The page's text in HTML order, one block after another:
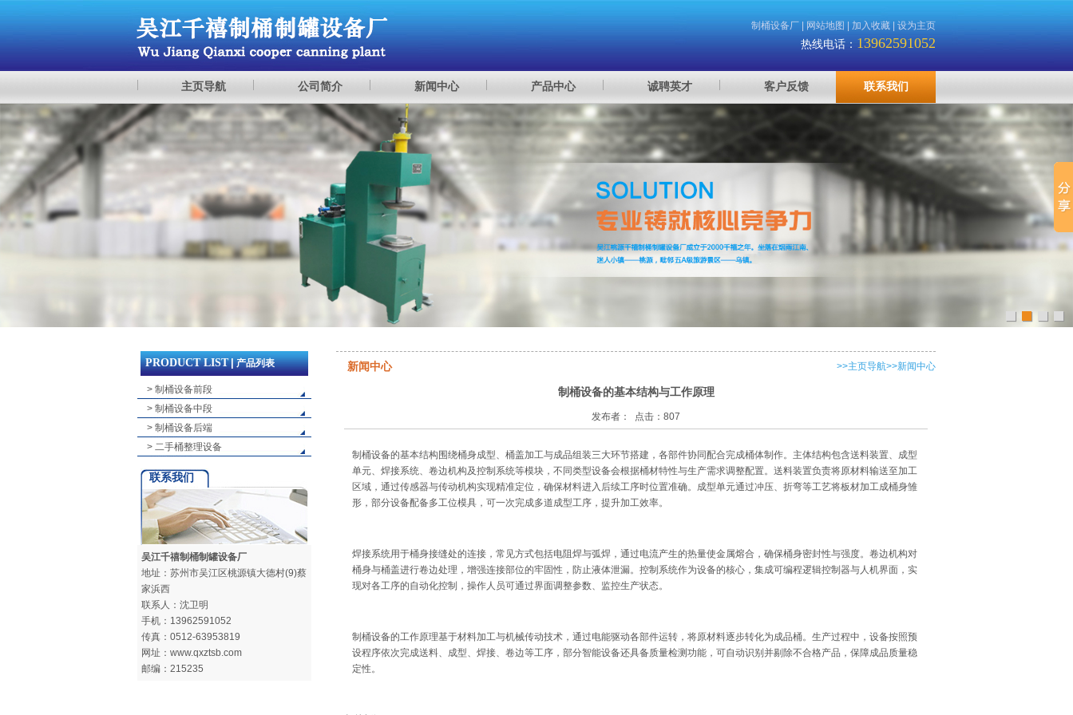
制桶设备厂 网站地图 加入收藏 设为主页
热线电话： 13962591052
主页导航 公司简介 新闻中心 产品中心 诚聘英才 客户反馈 联系我们
PRODUCT LIST | 产品列表
> 制桶设备前段
> 制桶设备中段
> 制桶设备后端
> 二手桶整理设备
联系我们
吴江千禧制桶制罐设备厂
地址：苏州市吴江区桃源镇大德村(9)蔡
家浜西
联系人：沈卫明
手机：13962591052
传真：0512-63953819
网址：www.qxztsb.com
邮编：215235
新闻中心 >>主页导航>>新闻中心
制桶设备的基本结构与工作原理
发布者： 点击：807
制桶设备的基本结构围绕桶身成型、桶盖加工与成品组装三大环节搭建，各部件协同配合完成桶体制作。主体结构包含送料装置、成型
单元、焊接系统、卷边机构及控制系统等模块，不同类型设备会根据桶材特性与生产需求调整配置。送料装置负责将原材料输送至加工
区域，通过传感器与传动机构实现精准定位，确保材料进入后续工序时位置准确。成型单元通过冲压、折弯等工艺将板材加工成桶身雏
形，部分设备配备多工位模具，可一次完成多道成型工序，提升加工效率。
焊接系统用于桶身接缝处的连接，常见方式包括电阻焊与弧焊，通过电流产生的热量使金属熔合，确保桶身密封性与强度。卷边机构对
桶身与桶盖进行卷边处理，增强连接部位的牢固性，防止液体泄漏。控制系统作为设备的核心，集成可编程逻辑控制器与人机界面，实
现对各工序的自动化控制，操作人员可通过界面调整参数、监控生产状态。
制桶设备的工作原理基于材料加工与机械传动技术，通过电能驱动各部件运转，将原材料逐步转化为成品桶。生产过程中，设备按照预
设程序依次完成送料、成型、焊接、卷边等工序，部分智能设备还具备质量检测功能，可自动识别并剔除不合格产品，保障成品质量稳
定性。